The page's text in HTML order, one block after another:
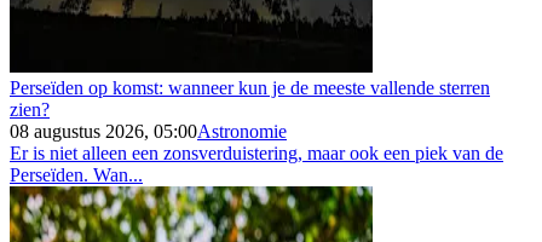
Perseïden op komst: wanneer kun je de meeste vallende sterren
zien?
08 augustus 2026, 05:00Astronomie
Er is niet alleen een zonsverduistering, maar ook een piek van de
Perseïden. Wan...